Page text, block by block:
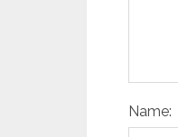
Name: